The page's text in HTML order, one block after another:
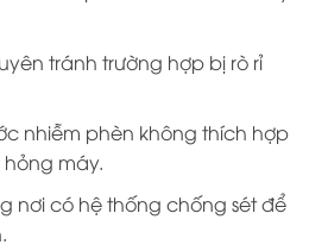
tránh trường hợp bị rò rỉ
nhiễm phèn không thích hợp
máy.
nơi có hệ thống chống sét để